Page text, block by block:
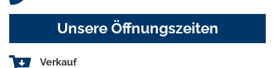
Unsere Öffnungszeiten
Verkauf